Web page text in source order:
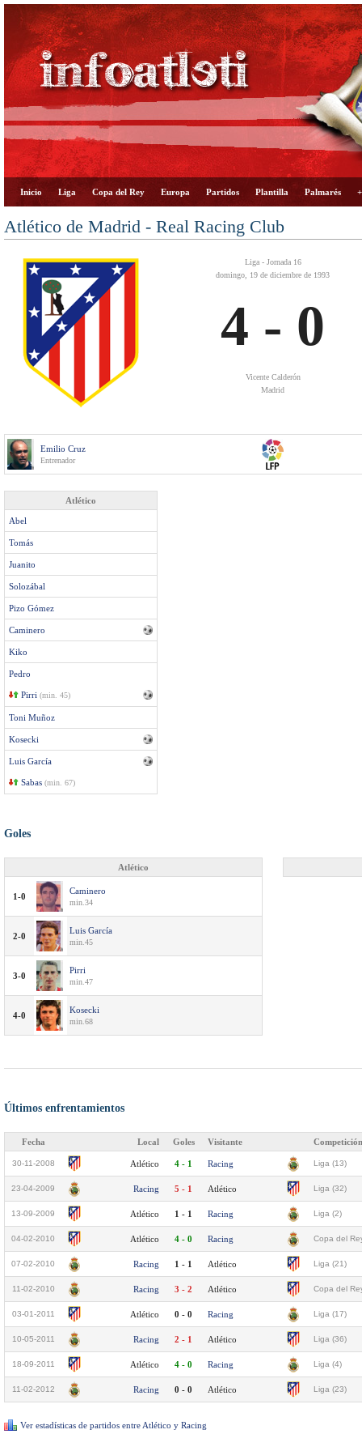
Inicio Liga Copa del Rey Europa Partidos Plantilla Palmarés
Atlético de Madrid - Real Racing Club
Liga - Jornada 16
domingo, 19 de diciembre de 1993
4 - 0
Vicente Calderón
Madrid
Emilio Cruz
Entrenador
Atlético
Abel
Tomás
Juanito
Solozábal
Pizo Gómez
Caminero
Kiko
Pedro
Pirri (min. 45)
Toni Muñoz
Kosecki
Luis García
Sabas (min. 67)
Goles
Atlético
1-0
Caminero
min.34
2-0
Luis García
min.45
3-0
Pirri
min.47
4-0
Kosecki
min.68
Últimos enfrentamientos
Fecha Local Goles Visitante Competición
30-11-2008 Atlético 4 - 1 Racing Liga (13)
23-04-2009 Racing 5 - 1 Atlético Liga (32)
13-09-2009 Atlético 1 - 1 Racing Liga (2)
04-02-2010 Atlético 4 - 0 Racing Copa del
07-02-2010 Racing 1 - 1 Atlético Liga (21)
11-02-2010 Racing 3 - 2 Atlético Copa del
03-01-2011 Atlético 0 - 0 Racing Liga (17)
10-05-2011 Racing 2 - 1 Atlético Liga (36)
18-09-2011 Atlético 4 - 0 Racing Liga (4)
11-02-2012 Racing 0 - 0 Atlético Liga (23)
Ver estadísticas de partidos entre Atlético y Racing